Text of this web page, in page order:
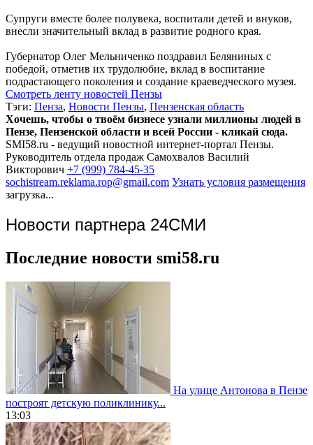
Супруги вместе более полувека, воспитали детей и внуков,
внесли значительный вклад в развитие родного края.
Губернатор Олег Мельниченко поздравил Беляниных с
победой, отметив их трудолюбие, вклад в воспитание
подрастающего поколения и создание краеведческого музея.
Смотреть ленту новостей Пензы
Тэги: Пенза, Новости Пензы, Пензенская область
Хочешь, чтобы о твоём бизнесе узнали миллионы людей в
Пензе, Пензенской области и всей России - кликай сюда.
SMI58.ru - ведущий новостной интернет-портал Пензы.
Руководитель отдела продаж Самохвалов Василий
Викторович +7 (999) 784-45-35
sochistream.reklama.rop@gmail.com Узнать условия размещения
загрузка...
Новости партнера 24СМИ
Последние новости smi58.ru
На улице Антонова в Пензе
построят детскую поликлинику...
13:03